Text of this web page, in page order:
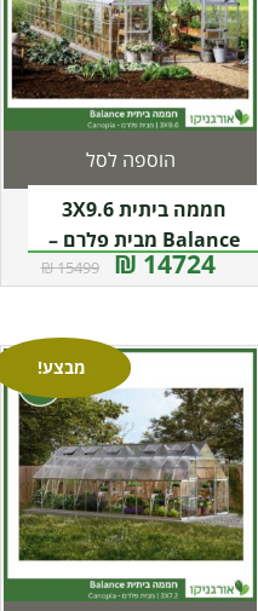
חממה ביתית 3X9.6
Balance מבית פלרם –
Canopia
14724 ₪
15499 ₪
הוספה לסל
מבצע!